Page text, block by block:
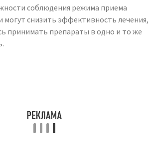
соблюдения режима приема
могут снизить эффективность лечения,
принимать препараты в одно и то же